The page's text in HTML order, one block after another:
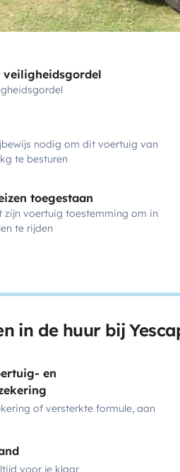
veiligheidsgordel
nodig om dit voertuig van
te besturen
toegestaan
zijn voertuig toestemming om in
te rijden
in de huur bij
en
of versterkte formule, aan
voor je klaar